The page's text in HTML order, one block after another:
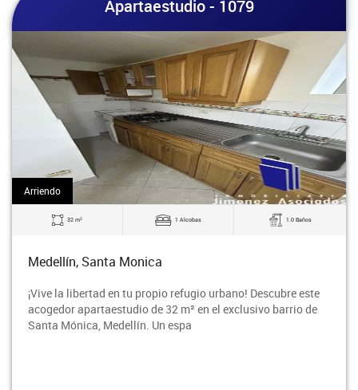
Apartaestudio - 1079
Arriendo
32 m2 1 Alcobas 1.0 Baños
Medellín, Santa Monica
¡Vive la libertad en tu propio refugio urbano! Descubre este
acogedor apartaestudio de 32 m² en el exclusivo barrio de
Santa Mónica, Medellín. Un espa